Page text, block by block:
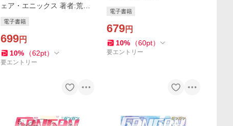
ェア・エニックス 著者:荒川
者:河添太一
電子書籍
699円
10% （62pt）
要エントリー
電子書籍
679円
10% （60pt）
要エントリー